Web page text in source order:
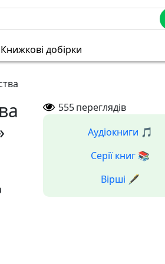
Книжкові добірки
555переглядів
Аудіокниги 🎵
Серії книг 📚
Вірші 🖋️